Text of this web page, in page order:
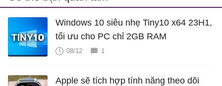
Windows 10 siêu nhẹ Tiny10 x64 23H1,
tối ưu cho PC chỉ 2GB RAM
08/12 1
Apple sẽ tích hợp tính năng theo dõi